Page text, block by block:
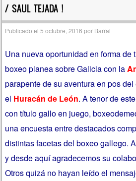
/ SAUL TEJADA !
Publicado el5 octubre, 2016 por Barral
Una nueva oportunidad en forma de
boxeo planea sobre Galicia con la
parapente de su aventura en pos
el Huracán de León. A tenor de
con título gallo en juego,
una encuesta entre destacados
distintas facetas del boxeo gallego.
y desde aquí agradecemos su
Otros quizá no hayan leído el